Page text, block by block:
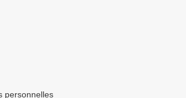
personnelles